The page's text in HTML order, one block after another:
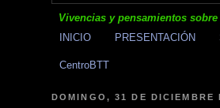
Vivencias y pensamientos
INICIO
PRESENTACIÓN
CentroBTT
DOMINGO, 31 DE DICIEMBRE